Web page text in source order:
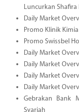
Luncurkan Shafira
Daily Market
Promo Klinik
Promo Swissbel
Daily Market
Daily Market
Daily Market
Daily Market
Gebrakan Bank
Syariah